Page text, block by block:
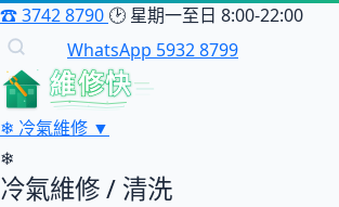
☎3742 8790 🕑 星期一至日 8:00-22:00
WhatsApp 5932 8799
維修快
❄ 冷氣維修 ▼
❄
冷氣維修 / 清洗